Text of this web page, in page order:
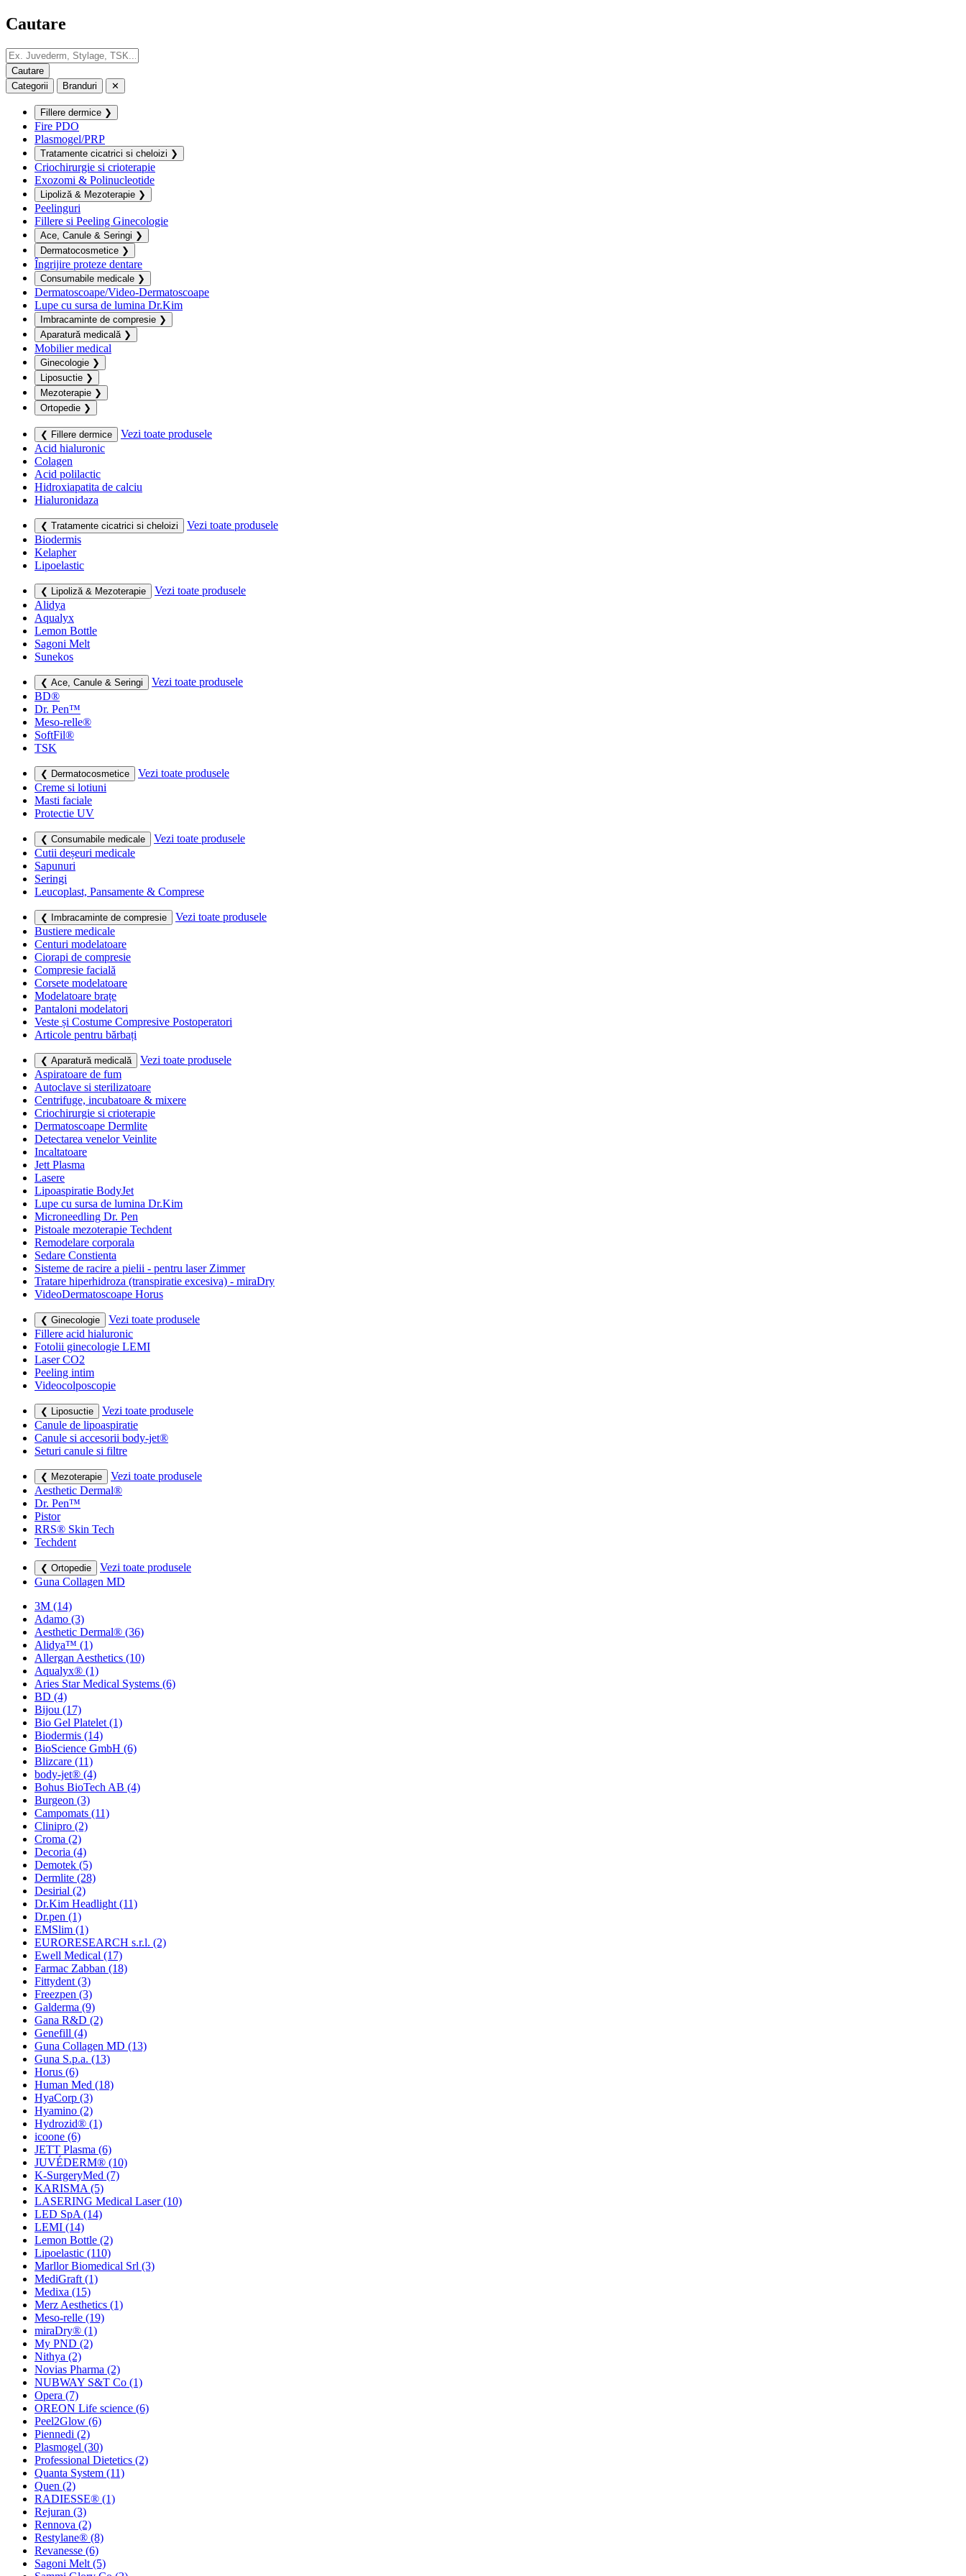
Cautare
Categorii Branduri ✕
Fillere dermice ❯
Fire PDO
Plasmogel/PRP
Tratamente cicatrici si cheloizi ❯
Criochirurgie si crioterapie
Exozomi & Polinucleotide
Lipoliză & Mezoterapie ❯
Peelinguri
Fillere si Peeling Ginecologie
Ace, Canule & Seringi ❯
Dermatocosmetice ❯
Îngrijire proteze dentare
Consumabile medicale ❯
Dermatoscoape/Video-Dermatoscoape
Lupe cu sursa de lumina Dr.Kim
Imbracaminte de compresie ❯
Aparatură medicală ❯
Mobilier medical
Ginecologie ❯
Liposuctie ❯
Mezoterapie ❯
Ortopedie ❯
❮ Fillere dermice
Vezi toate produsele
Acid hialuronic
Colagen
Acid polilactic
Hidroxiapatita de calciu
Hialuronidaza
❮ Tratamente cicatrici si cheloizi
Vezi toate produsele
Biodermis
Kelapher
Lipoelastic
❮ Lipoliză & Mezoterapie
Vezi toate produsele
Alidya
Aqualyx
Lemon Bottle
Sagoni Melt
Sunekos
❮ Ace, Canule & Seringi
Vezi toate produsele
BD®
Dr. Pen™
Meso-relle®
SoftFil®
TSK
❮ Dermatocosmetice
Vezi toate produsele
Creme si lotiuni
Masti faciale
Protectie UV
❮ Consumabile medicale
Vezi toate produsele
Cutii deșeuri medicale
Sapunuri
Seringi
Leucoplast, Pansamente & Comprese
❮ Imbracaminte de compresie
Vezi toate produsele
Bustiere medicale
Centuri modelatoare
Ciorapi de compresie
Compresie facială
Corsete modelatoare
Modelatoare brațe
Pantaloni modelatori
Veste și Costume Compresive Postoperatori
Articole pentru bărbați
❮ Aparatură medicală
Vezi toate produsele
Aspiratoare de fum
Autoclave si sterilizatoare
Centrifuge, incubatoare & mixere
Criochirurgie si crioterapie
Dermatoscoape Dermlite
Detectarea venelor Veinlite
Incaltatoare
Jett Plasma
Lasere
Lipoaspiratie BodyJet
Lupe cu sursa de lumina Dr.Kim
Microneedling Dr. Pen
Pistoale mezoterapie Techdent
Remodelare corporala
Sedare Constienta
Sisteme de racire a pielii - pentru laser Zimmer
Tratare hiperhidroza (transpiratie excesiva) - miraDry
VideoDermatoscoape Horus
❮ Ginecologie
Vezi toate produsele
Fillere acid hialuronic
Fotolii ginecologie LEMI
Laser CO2
Peeling intim
Videocolposcopie
❮ Liposuctie
Vezi toate produsele
Canule de lipoaspiratie
Canule si accesorii body-jet®
Seturi canule si filtre
❮ Mezoterapie
Vezi toate produsele
Aesthetic Dermal®
Dr. Pen™
Pistor
RRS® Skin Tech
Techdent
❮ Ortopedie
Vezi toate produsele
Guna Collagen MD
3M (14)
Adamo (3)
Aesthetic Dermal® (36)
Alidya™ (1)
Allergan Aesthetics (10)
Aqualyx® (1)
Aries Star Medical Systems (6)
BD (4)
Bijou (17)
Bio Gel Platelet (1)
Biodermis (14)
BioScience GmbH (6)
Blizcare (11)
body-jet® (4)
Bohus BioTech AB (4)
Burgeon (3)
Campomats (11)
Clinipro (2)
Croma (2)
Decoria (4)
Demotek (5)
Dermlite (28)
Desirial (2)
Dr.Kim Headlight (11)
Dr.pen (1)
EMSlim (1)
EURORESEARCH s.r.l. (2)
Ewell Medical (17)
Farmac Zabban (18)
Fittydent (3)
Freezpen (3)
Galderma (9)
Gana R&D (2)
Genefill (4)
Guna Collagen MD (13)
Guna S.p.a. (13)
Horus (6)
Human Med (18)
HyaCorp (3)
Hyamino (2)
Hydrozid® (1)
icoone (6)
JETT Plasma (6)
JUVÉDERM® (10)
K-SurgeryMed (7)
KARISMA (5)
LASERING Medical Laser(10)
LED SpA (14)
LEMI (14)
Lemon Bottle (2)
Lipoelastic (110)
Marllor Biomedical Srl (3)
MediGraft (1)
Medixa (15)
Merz Aesthetics (1)
Meso-relle (19)
miraDry® (1)
My PND (2)
Nithya (2)
Novias Pharma (2)
NUBWAY S&T Co (1)
Opera (7)
OREON Life science (6)
Peel2Glow (6)
Piennedi (2)
Plasmogel (30)
Professional Dietetics (2)
Quanta System (11)
Quen (2)
RADIESSE® (1)
Rejuran (3)
Rennova (2)
Restylane® (8)
Revanesse (6)
Sagoni Melt (5)